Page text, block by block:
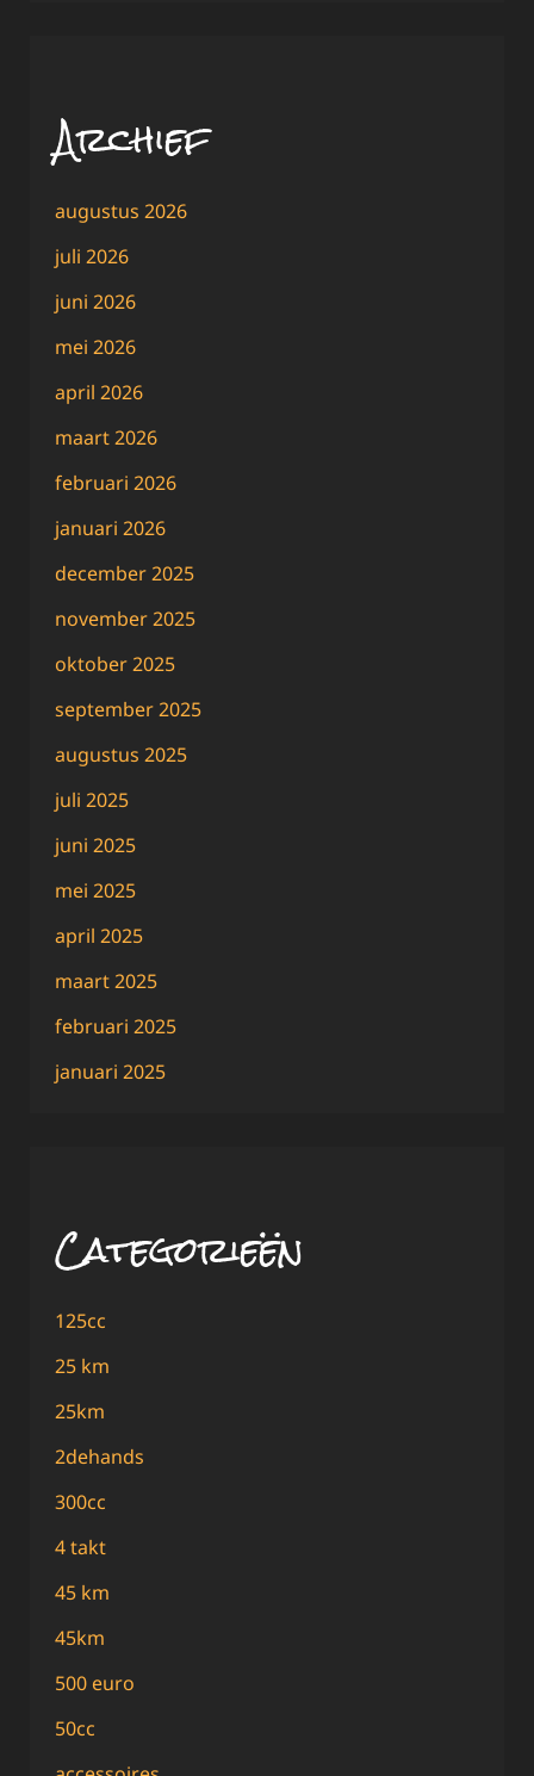
Archief
augustus 2026
juli 2026
juni 2026
mei 2026
april 2026
maart 2026
februari 2026
januari 2026
december 2025
november 2025
oktober 2025
september 2025
augustus 2025
juli 2025
juni 2025
mei 2025
april 2025
maart 2025
februari 2025
januari 2025
Categorieën
125cc
25 km
25km
2dehands
300cc
4 takt
45 km
45km
500 euro
50cc